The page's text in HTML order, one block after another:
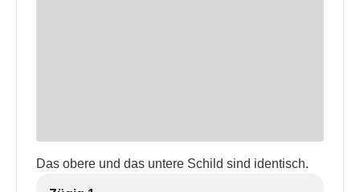
Das obere und das untere Schild sind identisch.